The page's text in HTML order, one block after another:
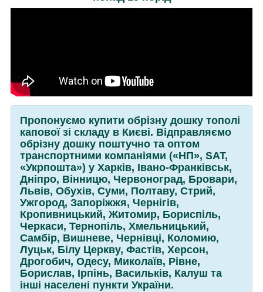
Пропонуємо купити обрізну дошку тополі
капової зі складу в Києві. Відправляємо
обрізну дошку поштучно та оптом
транспортними компаніями («НП», SАТ,
«Укрпошта») у Харків, Івано-Франківськ,
Дніпро, Вінницю, Червоноград, Бровари,
Львів, Обухів, Суми, Полтаву, Стрий,
Ужгород, Запоріжжя, Чернігів,
Кропивницький, Житомир, Бориспіль,
Черкаси, Тернопіль, Хмельницький,
Самбір, Вишневе, Чернівці, Коломию,
Луцьк, Білу Церкву, Фастів, Херсон,
Дрогобич, Одесу, Миколаїв, Рівне,
Борислав, Ірпінь, Васильків, Калуш та
інші населені пункти України.